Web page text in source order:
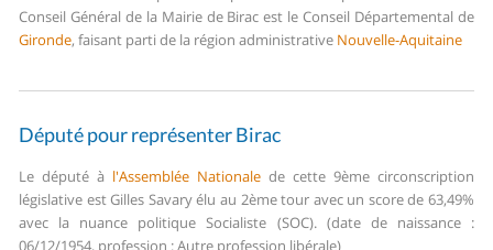
Conseil Général de la Mairie de Birac est le Conseil Départemental de
Gironde, faisant parti de la région administrative Nouvelle-Aquitaine
Député pour représenter Birac
Le député à l'Assemblée Nationale de cette 9ème circonscription
législative est Gilles Savary élu au 2ème tour avec un score de 63,49%
avec la nuance politique Socialiste (SOC). (date de naissance :